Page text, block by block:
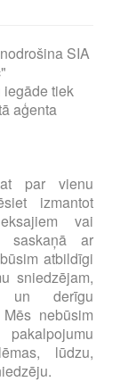
SIA
tiek
aģenta
par vienu
izmantot
vai
saskaņā ar
atbildīgi
sniedzējam,
un derīgu
nebūsim
lūdzu,